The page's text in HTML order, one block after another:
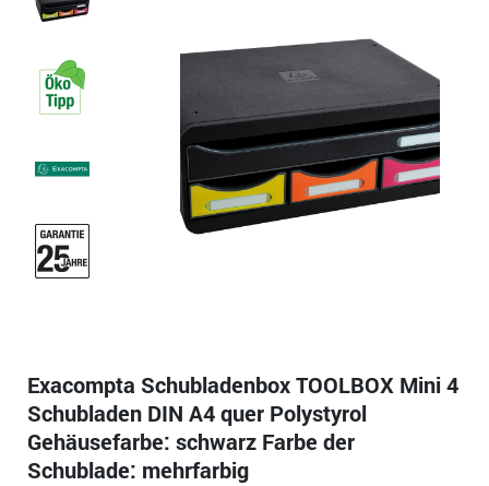
Exacompta Schubladenbox TOOLBOX Mini 4
Schubladen DIN A4 quer Polystyrol
Gehäusefarbe: schwarz Farbe der
Schublade: mehrfarbig